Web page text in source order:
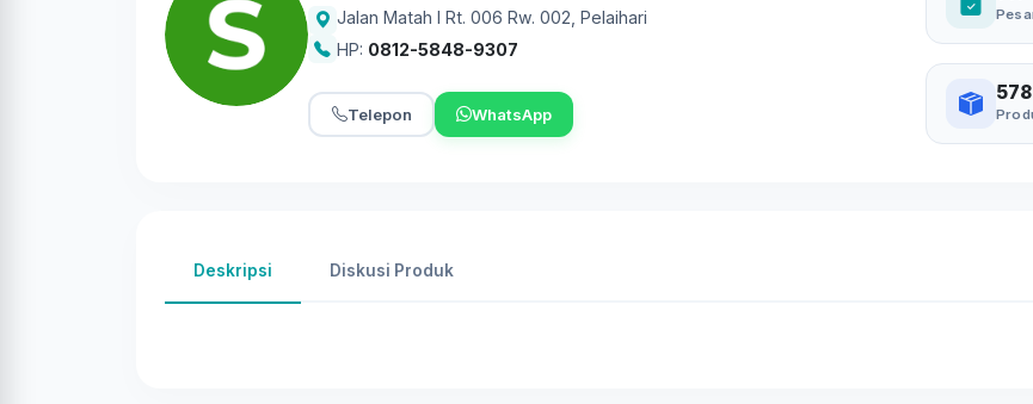
Jalan Matah I Rt. 006 Rw. 002 Pelaihari
HP: 0812-5848-9307
Telepon WhatsApp
578
Deskripsi Diskusi Produk